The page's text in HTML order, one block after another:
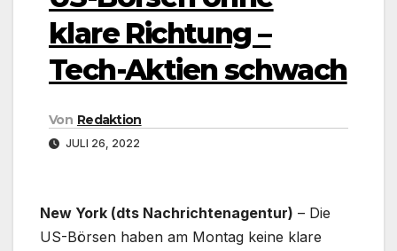
klare Richtung –
Tech-Aktien schwach
Von Redaktion
JULI 26, 2022
New York (dts Nachrichtenagentur) – Die
US-Börsen haben am Montag keine klare